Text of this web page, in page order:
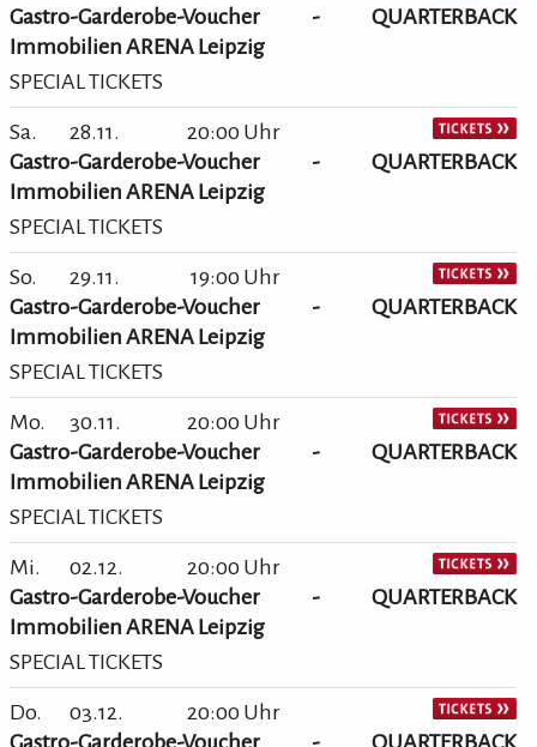
Gastro-Garderobe-Voucher - QUARTERBACK
Immobilien ARENA Leipzig
SPECIAL TICKETS
Sa. 28.11.
20:00 Uhr
Gastro-Garderobe-Voucher - QUARTERBACK
Immobilien ARENA Leipzig
SPECIAL TICKETS
So. 29.11.
19:00 Uhr
Gastro-Garderobe-Voucher - QUARTERBACK
Immobilien ARENA Leipzig
SPECIAL TICKETS
Mo. 30.11.
20:00 Uhr
Gastro-Garderobe-Voucher - QUARTERBACK
Immobilien ARENA Leipzig
SPECIAL TICKETS
Mi. 02.12.
20:00 Uhr
Gastro-Garderobe-Voucher - QUARTERBACK
Immobilien ARENA Leipzig
SPECIAL TICKETS
Do. 03.12.
20:00 Uhr
Gastro-Garderobe-Voucher - QUARTERBACK